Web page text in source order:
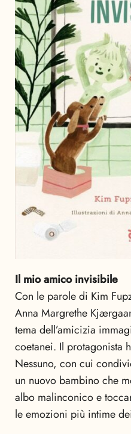
Il mio amico invisibile
Con le parole di Kim
Anna Margrethe
tema dell’amicizia
coetanei. Il protagonista
Nessuno, con cui
un nuovo bambino che
albo malinconico e
le emozioni più intime